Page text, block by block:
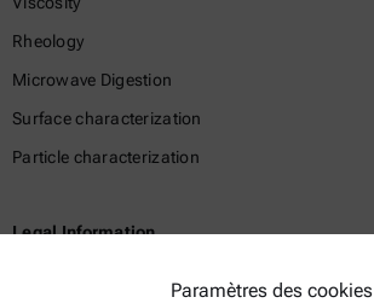
Rheology
Microwave Digestion
Surface characterization
Particle characterization
Legal Information
Paramètres des cookies